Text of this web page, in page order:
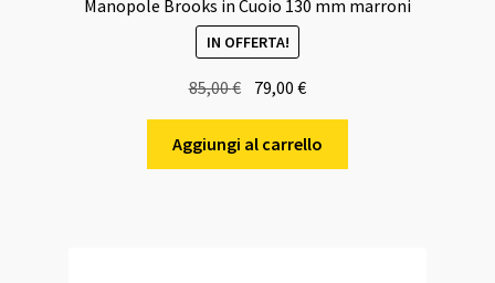
Manopole Brooks in Cuoio 130 mm marroni
IN OFFERTA!
85,00€
originale
era:
79,00€Il
attuale
è:
Aggiungi al carrello